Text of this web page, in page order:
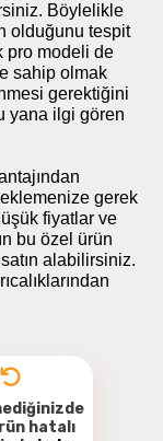
Böylelikle
olduğunu tespit
pro modeli de
sahip olmak
gerektiğini
yana ilgi gören
gerek
fiyatlar ve
bu özel ürün
alabilirsiniz.
hatalı